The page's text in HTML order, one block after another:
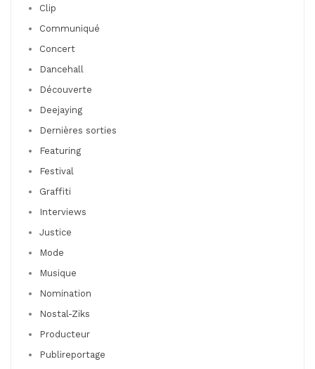
Clip
Communiqué
Concert
Dancehall
Découverte
Deejaying
Dernières sorties
Featuring
Festival
Graffiti
Interviews
Justice
Mode
Musique
Nomination
Nostal-Ziks
Producteur
Publireportage